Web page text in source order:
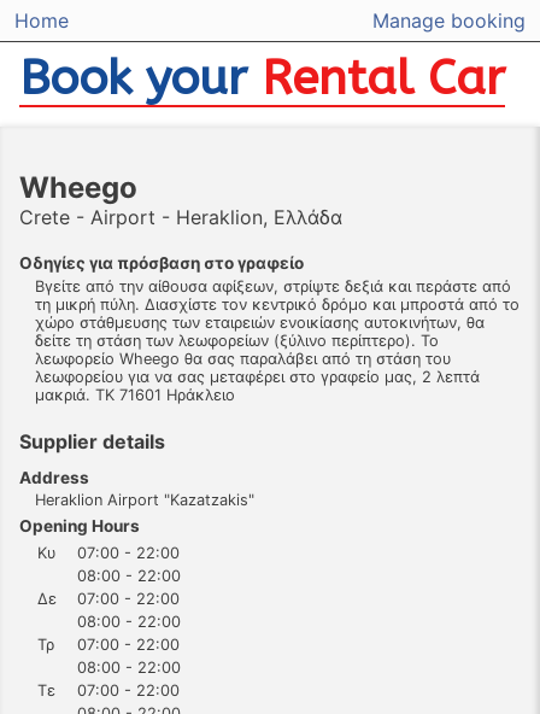
Home Manage booking
Book your Rental Car
Wheego
Crete - Airport - Heraklion, Ελλάδα
Οδηγίες για πρόσβαση στο γραφείο
Βγείτε από την αίθουσα αφίξεων, στρίψτε δεξιά και περάστε από
τη μικρή πύλη. Διασχίστε τον κεντρικό δρόμο και μπροστά από το
χώρο στάθμευσης των εταιρειών ενοικίασης αυτοκινήτων, θα
δείτε τη στάση των λεωφορείων (ξύλινο περίπτερο). Το
λεωφορείο Wheego θα σας παραλάβει από τη στάση του
λεωφορείου για να σας μεταφέρει στο γραφείο μας, 2 λεπτά
μακριά. ΤΚ 71601 Ηράκλειο
Supplier details
Address
Heraklion Airport "Kazatzakis"
Opening Hours
Κυ
07:00 - 22:00
08:00 - 22:00
Δε
07:00 - 22:00
08:00 - 22:00
Τρ
07:00 - 22:00
08:00 - 22:00
Τε
07:00 - 22:00